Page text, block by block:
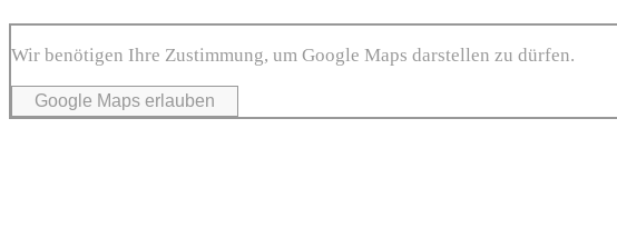
Wir benötigen Ihre Zustimmung, um Google Maps darstellen zu dürfen.
Google Maps erlauben